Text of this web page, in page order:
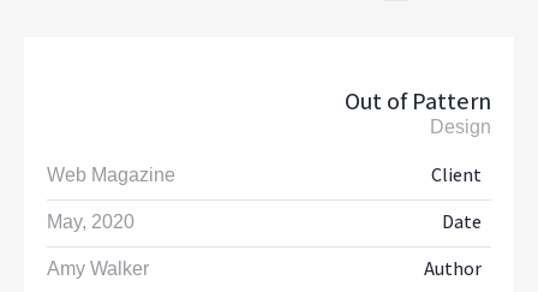
Out of Pattern
Design
Client
Web Magazine
Date
May, 2020
Author
Amy Walker